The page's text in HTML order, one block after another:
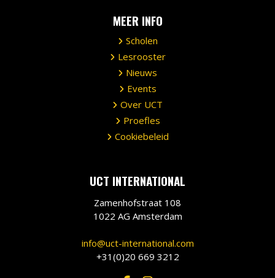
MEER INFO
Scholen
Lesrooster
Nieuws
Events
Over UCT
Proefles
Cookiebeleid
UCT INTERNATIONAL
Zamenhofstraat 108
1022 AG Amsterdam
info@uct-international.com
+31(0)20 669 3212